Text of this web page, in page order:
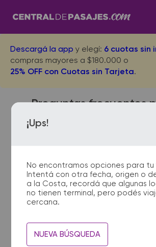
Descargá la app y elegí: 6 cuotas sin
compras mayores a $180.000 o
25% OFF con Cuotas sin Tarjeta.
¡Ups!
No encontramos opciones para tu
Intentá con otra fecha, origen o
a la Costa, recordá que algunas
no tienen terminal, pero podés
cercana.
NUEVA BÚSQUEDA
Preguntas frecuentes
viaje desde Paysandu a
Legua/ Thames
¿Dónde quedan las
terminales de micro de
Paysandu a F. Legua/
La terminal de ómnibus de